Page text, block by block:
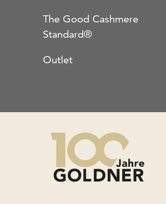
The Good Cashmere
Standard®
Outlet